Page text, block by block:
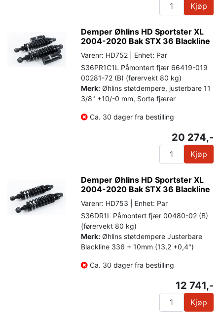
Kjøp
Demper Øhlins HD Sportster XL
2004-2020 Bak STX 36 Blackline
Varenr: HD752 | Enhet: Par
S36PR1C1L Påmontert fjær 66419-019
00281-72 (B) (førervekt 80 kg)
Merk: Øhlins støtdempere, justerbare 11
3/8" +10/-0 mm, Sorte fjærer
Ca. 30 dager fra bestilling
20 274,-
Kjøp
Demper Øhlins HD Sportster XL
2004-2020 Bak STX 36 Blackline
Varenr: HD753 | Enhet: Par
S36DR1L Påmontert fjær 00480-02 (B)
(førervekt 80 kg)
Merk: Øhlins støtdempere Justerbare
Blackline 336 + 10mm (13,2 +0,4")
Ca. 30 dager fra bestilling
12 741,-
Kjøp